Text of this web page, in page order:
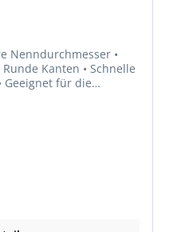
Nenndurchmesser •